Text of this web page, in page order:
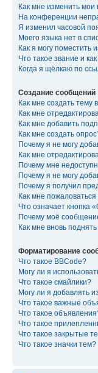
Как мне изменить мои
На конференции
Я изменил часовой
Моего языка нет в
Как я могу
Что такое звание и
Когда я щёлкаю по
Создание сообщений
Как мне создать тему
Как мне
Как мне добавить
Как мне создать
Почему я не могу
Как мне
Почему мне
Почему я не могу
Почему я получил
Как мне
Что означает кнопка
Почему моё
Как мне вновь
Форматирование
Что такое BBCode?
Могу ли я
Что такое смайлики?
Могу ли я добавлять
Что такое важные
Что такое
Что такое
Что такое закрытые
Что такое значки тем?